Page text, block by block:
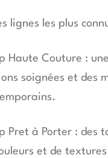
lignes les plus
Haute Couture :
soignées et des
Pret à Porter : des
et de